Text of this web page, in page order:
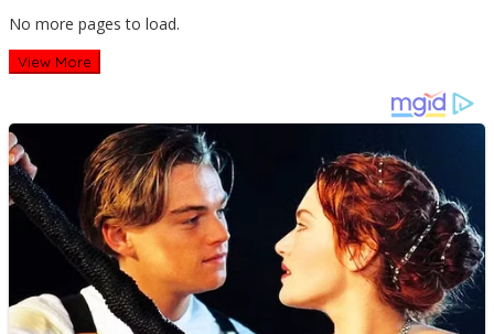
No more pages to load.
View More